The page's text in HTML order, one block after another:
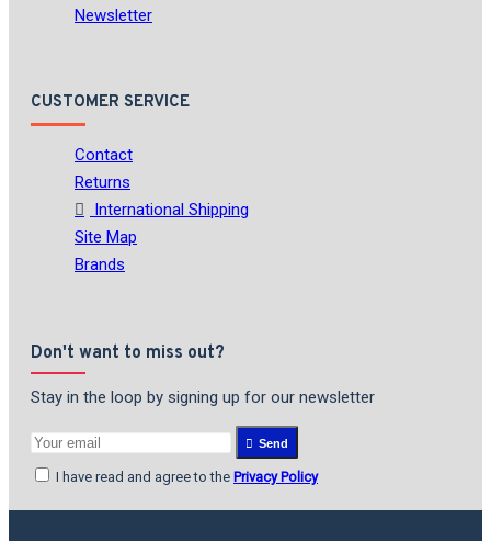
Newsletter
CUSTOMER SERVICE
Contact
Returns
International Shipping
Site Map
Brands
Don't want to miss out?
Stay in the loop by signing up for our newsletter
Send
I have read and agree to the Privacy Policy